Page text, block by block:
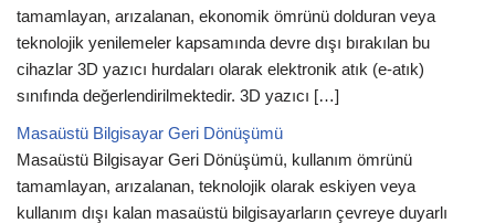
tamamlayan, arızalanan, ekonomik ömrünü dolduran veya
teknolojik yenilemeler kapsamında devre dışı bırakılan bu
cihazlar 3D yazıcı hurdaları olarak elektronik atık (e-atık)
sınıfında değerlendirilmektedir. 3D yazıcı […]
Masaüstü Bilgisayar Geri Dönüşümü
Masaüstü Bilgisayar Geri Dönüşümü, kullanım ömrünü
tamamlayan, arızalanan, teknolojik olarak eskiyen veya
kullanım dışı kalan masaüstü bilgisayarların çevreye duyarlı